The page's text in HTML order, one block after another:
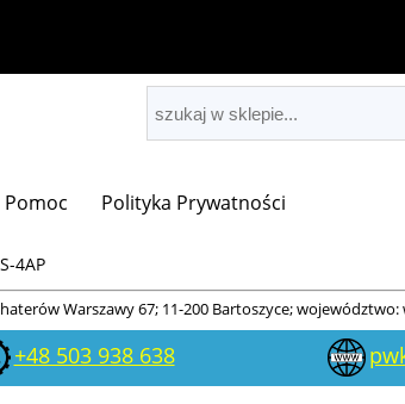
Pomoc Polityka Prywatności
4AP
Warszawy 67; 11-200 Bartoszyce;
+48 503 938 638